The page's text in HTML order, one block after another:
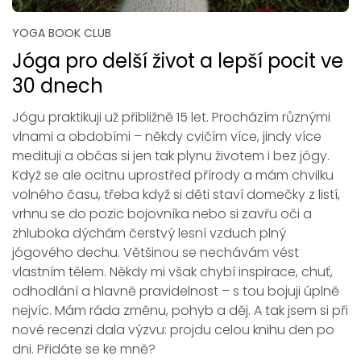
YOGA BOOK CLUB
Jóga pro delší život a lepší pocit ve
30 dnech
Jógu praktikuji už přibližně 15 let. Procházím různými
vlnami a obdobími – někdy cvičím více, jindy více
medituji a občas si jen tak plynu životem i bez jógy.
Když se ale ocitnu uprostřed přírody a mám chvilku
volného času, třeba když si děti staví domečky z listí,
vrhnu se do pozic bojovníka nebo si zavřu oči a
zhluboka dýchám čerstvý lesní vzduch plný
jógového dechu. Většinou se nechávám vést
vlastním tělem. Někdy mi však chybí inspirace, chuť,
odhodlání a hlavně pravidelnost – s tou bojuji úplně
nejvíc. Mám ráda změnu, pohyb a děj. A tak jsem si při
nové recenzi dala výzvu: projdu celou knihu den po
dni. Přidáte se ke mně?